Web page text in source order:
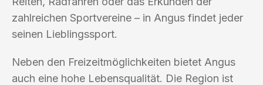
zahlreichen Sportvereine – in Angus findet jeder
seinen Lieblingssport.
Neben den Freizeitmöglichkeiten bietet Angus
auch eine hohe Lebensqualität. Die Region ist